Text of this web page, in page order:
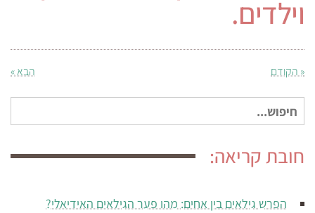
וילדים.
« הקודם הבא »
חיפוש
עבור:
חובת קריאה:
הפרש גילאים בין אחים: מהו פער הגילאים האידיאלי?